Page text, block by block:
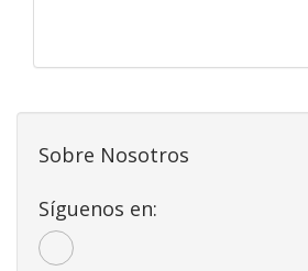
Sobre Nosotros
Síguenos en: